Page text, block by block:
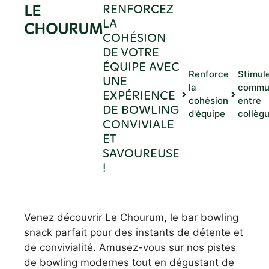
LE
CHOURUM
RENFORCEZ
LA
COHÉSION
DE VOTRE
ÉQUIPE AVEC
UNE
EXPÉRIENCE
DE BOWLING
CONVIVIALE
ET
SAVOUREUSE
!
Renforce
la
cohésion
d'équipe
entre
Venez découvrir Le Chourum, le bar bowling
snack parfait pour des instants de détente et
de convivialité. Amusez-vous sur nos pistes
de bowling modernes tout en dégustant de